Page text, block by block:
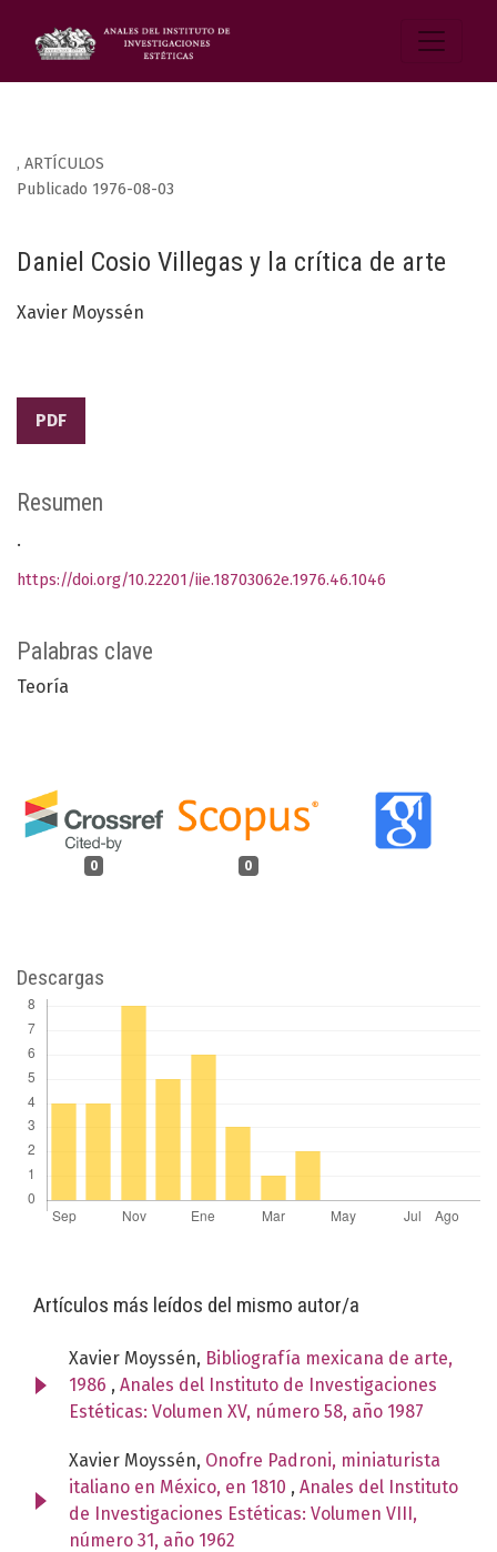
, ARTÍCULOS
Daniel Cosio Villegas y la crítica de arte
Publicado 1976-08-03
Xavier Moyssén
PDF
Palabras clave
Teoría
0 0
Resumen
.
https://doi.org/10.22201/iie.18703062e.1976.46.1046
Descargas
Artículos más leídos del mismo autor/a
Xavier Moyssén, Bibliografía mexicana de arte,
1986 , Anales del Instituto de Investigaciones
Estéticas: Volumen XV, número 58, año 1987
Xavier Moyssén, Onofre Padroni, miniaturista
italiano en México, en 1810 , Anales del Instituto
de Investigaciones Estéticas: Volumen VIII,
número 31, año 1962